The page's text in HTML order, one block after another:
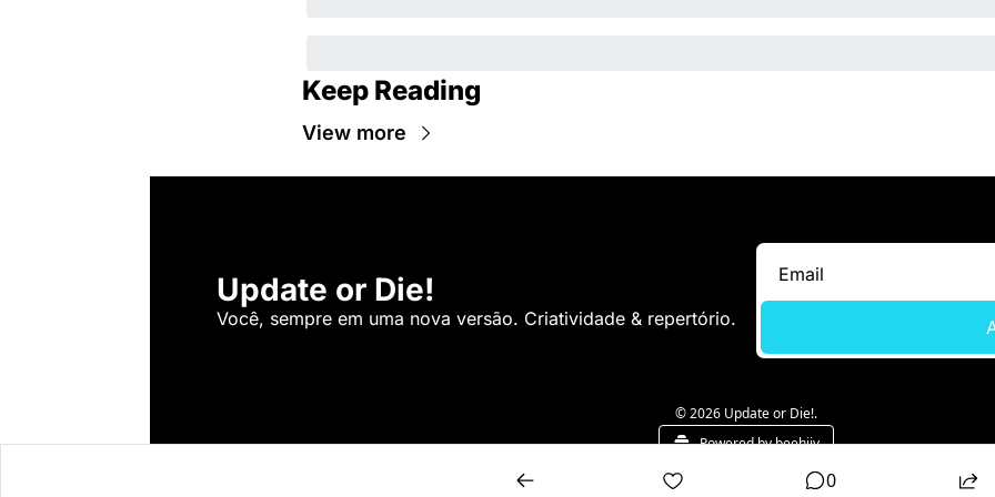
Keep Reading
View more
Update or Die!
Você, sempre em uma nova versão. Criatividade & repertório.
© 2026 Update or Die!.
Powered by beehiiv
0